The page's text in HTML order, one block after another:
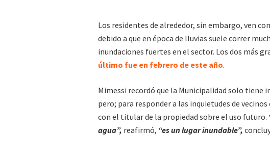
Los residentes de alrededor, sin embargo, ven
debido a que en época de lluvias suele correr
inundaciones fuertes en el sector. Los dos más
último fue en febrero de este año.
Mimessi recordó que la Municipalidad solo tiene
pero; para responder a las inquietudes de
con el titular de la propiedad sobre el uso futuro.
agua”, reafirmó, “es un lugar inundable”,